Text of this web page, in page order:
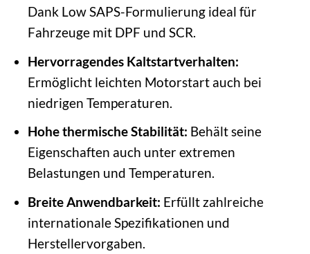
Dank Low SAPS-Formulierung ideal für
Fahrzeuge mit DPF und SCR.
Hervorragendes Kaltstartverhalten:
Ermöglicht leichten Motorstart auch bei
niedrigen Temperaturen.
Hohe thermische Stabilität: Behält seine
Eigenschaften auch unter extremen
Belastungen und Temperaturen.
Breite Anwendbarkeit: Erfüllt zahlreiche
internationale Spezifikationen und
Herstellervorgaben.